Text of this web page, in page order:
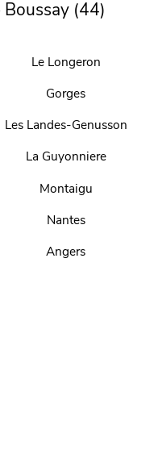
(44)
Le Longeron
Gorges
Les Landes-Genusson
La Guyonniere
Montaigu
Nantes
Angers